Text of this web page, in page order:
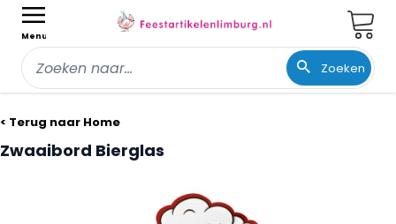
Menu
Zoeken
< Terug naar Home
Zwaaibord Bierglas